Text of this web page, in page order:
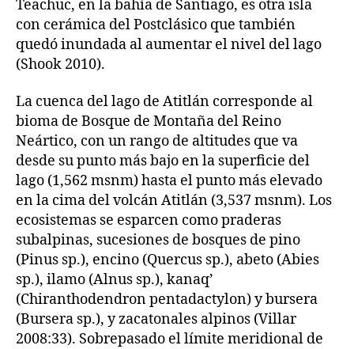
Teachuc, en la bahía de Santiago, es otra isla
con cerámica del Postclásico que también
quedó inundada al aumentar el nivel del lago
(Shook 2010).
La cuenca del lago de Atitlán corresponde al
bioma de Bosque de Montaña del Reino
Neártico, con un rango de altitudes que va
desde su punto más bajo en la superficie del
lago (1,562 msnm) hasta el punto más elevado
en la cima del volcán Atitlán (3,537 msnm). Los
ecosistemas se esparcen como praderas
subalpinas, sucesiones de bosques de pino
(Pinus sp.), encino (Quercus sp.), abeto (Abies
sp.), ilamo (Alnus sp.), kanaq’
(Chiranthodendron pentadactylon) y bursera
(Bursera sp.), y zacatonales alpinos (Villar
2008:33). Sobrepasado el límite meridional de